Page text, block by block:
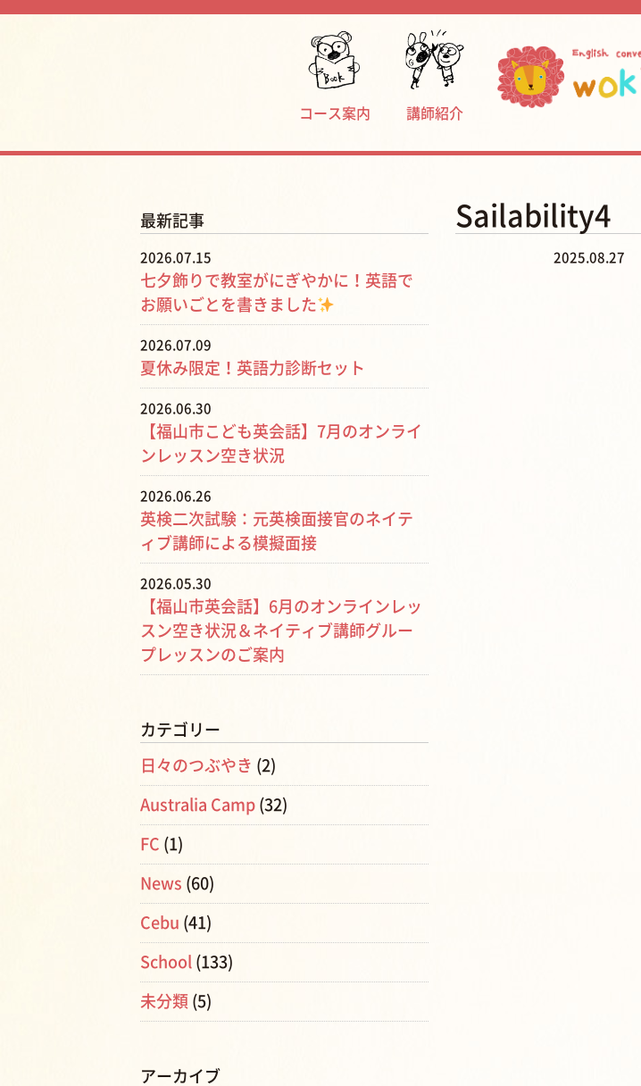
コース案内 講師紹介
Sailability4
2025.08.27
最新記事
2026.07.15
七夕飾りで教室がにぎやかに！英語で
お願いごとを書きました
2026.07.09
夏休み限定！英語力診断セット
2026.06.30
【福山市こども英会話】7月のオンライ
ンレッスン空き状況
2026.06.26
英検二次試験：元英検面接官のネイテ
ィブ講師による模擬面接
2026.05.30
【福山市英会話】6月のオンラインレッ
スン空き状況＆ネイティブ講師グルー
プレッスンのご案内
カテゴリー
日々のつぶやき (2)
Australia Camp (32)
FC (1)
News (60)
Cebu (41)
School (133)
未分類 (5)
アーカイブ